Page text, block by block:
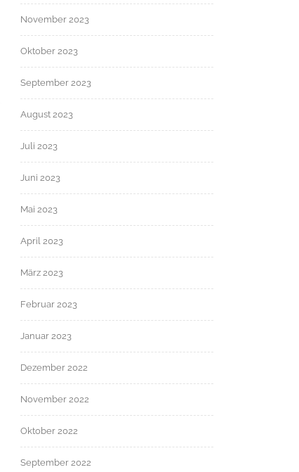
November 2023
Oktober 2023
September 2023
August 2023
Juli 2023
Juni 2023
Mai 2023
April 2023
März 2023
Februar 2023
Januar 2023
Dezember 2022
November 2022
Oktober 2022
September 2022